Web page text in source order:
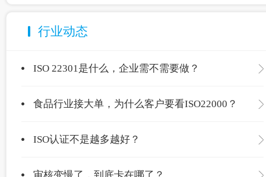
行业动态
ISO 22301是什么，企业需不需要做？
食品行业接大单，为什么客户要看ISO22000？
ISO认证不是越多越好？